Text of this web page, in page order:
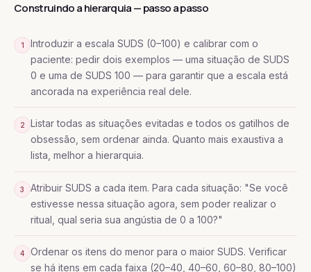
Construindo a hierarquia — passo a passo
1
Introduzir a escala SUDS (0–100) e calibrar com o
paciente: pedir dois exemplos — uma situação de SUDS
0 e uma de SUDS 100 — para garantir que a escala está
ancorada na experiência real dele.
2
Listar todas as situações evitadas e todos os gatilhos de
obsessão, sem ordenar ainda. Quanto mais exaustiva a
lista, melhor a hierarquia.
3
Atribuir SUDS a cada item. Para cada situação: "Se você
estivesse nessa situação agora, sem poder realizar o
ritual, qual seria sua angústia de 0 a 100?"
4
Ordenar os itens do menor para o maior SUDS. Verificar
se há itens em cada faixa (20–40, 40–60, 60–80, 80–100)